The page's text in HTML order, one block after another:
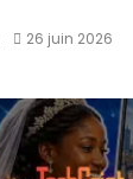
26 juin 2026